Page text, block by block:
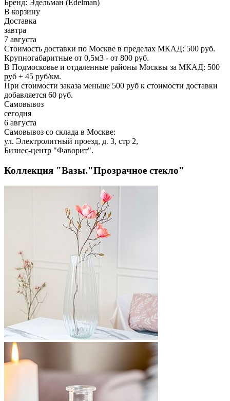
Бренд: Эдельман (Edelman)
В корзину
Доставка
завтра
7 августа
Стоимость доставки по Москве в пределах МКАД: 500 руб.
Крупногабаритные от 0,5м3 - от 800 руб.
В Подмосковье и отдаленные районы Москвы за МКАД: 500
руб + 45 руб/км.
При стоимости заказа меньше 500 руб к стоимости доставки
добавляется 60 руб.
Самовывоз
сегодня
6 августа
Самовывоз со склада в Москве:
ул. Электролитный проезд, д. 3, стр 2,
Бизнес-центр "Фаворит".
Коллекция "Вазы."Прозрачное стекло"